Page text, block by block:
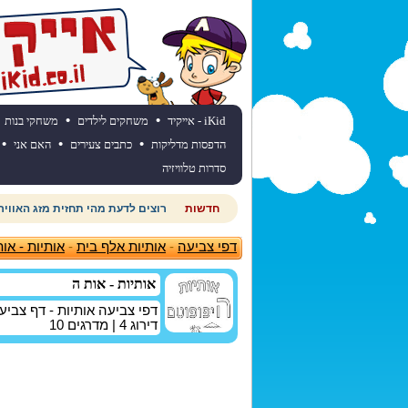
iKid - אייקיד • משחקים לילדים • משחקי בנות
הדפסות מדליקות • כתבים צעירים • האם אני •
סדרות טלוויזיה
חדשות רוצים לדעת מהי תחזית מזג
דפי צביעה-אותיות אלף בית-אותיות -
אותיות - אות ה
דפי צביעה אותיות - דף
דירוג 4 | מדרגים 10